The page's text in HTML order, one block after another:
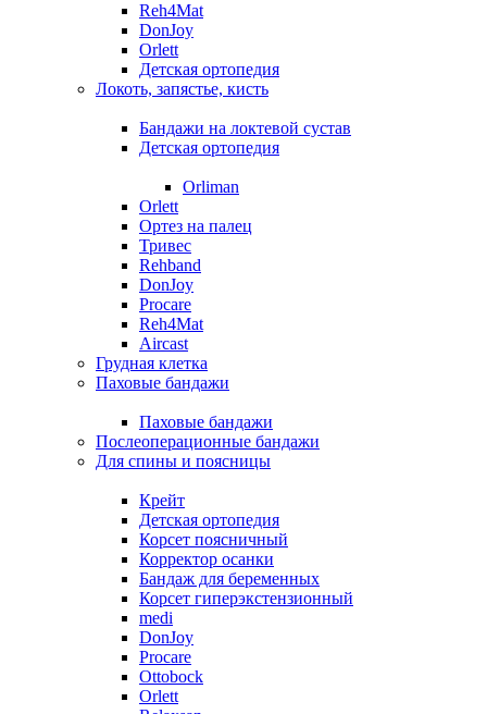
Reh4Mat
DonJoy
Orlett
Детская ортопедия
Локоть, запястье, кисть
Бандажи на локтевой сустав
Детская ортопедия
Orliman
Orlett
Ортез на палец
Тривес
Rehband
DonJoy
Procare
Reh4Mat
Aircast
Грудная клетка
Паховые бандажи
Паховые бандажи
Послеоперационные бандажи
Для спины и поясницы
Крейт
Детская ортопедия
Корсет поясничный
Корректор осанки
Бандаж для беременных
Корсет гиперэкстензионный
medi
DonJoy
Procare
Ottobock
Orlett